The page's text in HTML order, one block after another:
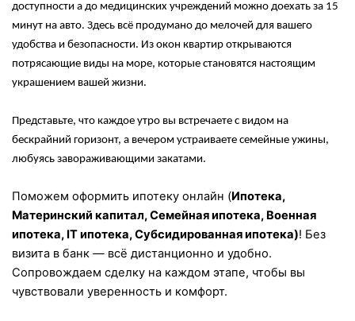
доступности а до медицинских учреждений можно доехать за 15
минут на авто. Здесь всё продумано до мелочей для вашего
удобства и безопасности. Из окон квартир открываются
потрясающие виды на море, которые становятся настоящим
украшением вашей жизни.
Представьте, что каждое утро вы встречаете с видом на
бескрайний горизонт, а вечером устраиваете семейные ужины,
любуясь завораживающими закатами.
Поможем оформить ипотеку онлайн (Ипотека,
Материнский капитал, Семейная ипотека, Военная
ипотека, IT ипотека, Субсидированная ипотека)! Без
визита в банк — всё дистанционно и удобно.
Сопровождаем сделку на каждом этапе, чтобы вы
чувствовали уверенность и комфорт.